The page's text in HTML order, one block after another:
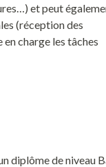
et peut
(réception des
charge les tâches
diplôme de niveau